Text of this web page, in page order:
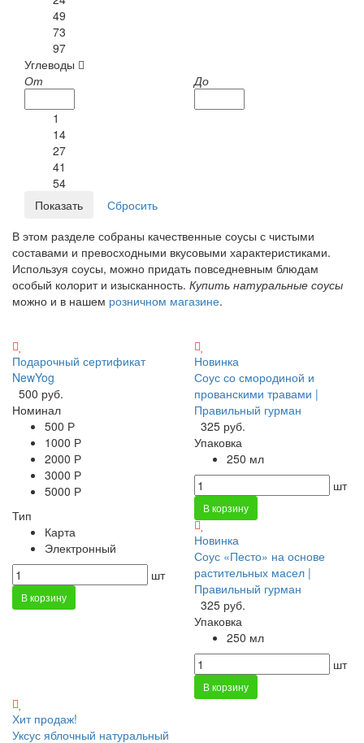
49
73
97
Углеводы
От
До
1
14
27
41
54
В этом разделе собраны качественные соусы с чистыми
составами и превосходными вкусовыми характеристиками.
Используя соусы, можно придать повседневным блюдам
особый колорит и изысканность. Купить натуральные соусы
можно и в нашем розничном магазине.
Подарочный сертификат
NewYog
500 руб.
Номинал
500 Р
1000 Р
2000 Р
3000 Р
5000 Р
Тип
Карта
Электронный
шт
В корзину
Новинка
Соус со смородиной и
прованскими травами |
Правильный гурман
325 руб.
Упаковка
250 мл
шт
В корзину
Новинка
Соус «Песто» на основе
растительных масел |
Правильный гурман
325 руб.
Упаковка
250 мл
шт
В корзину
Хит продаж!
Уксус яблочный натуральный